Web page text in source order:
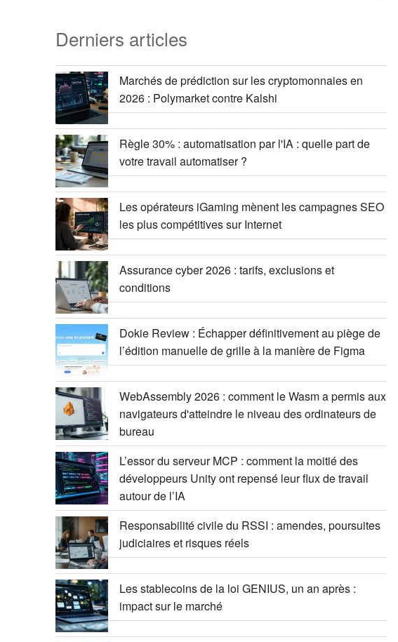
Derniers articles
Marchés de prédiction sur les cryptomonnaies en
2026 : Polymarket contre Kalshi
Règle 30% : automatisation par l'IA : quelle part de
votre travail automatiser ?
Les opérateurs iGaming mènent les campagnes SEO
les plus compétitives sur Internet
Assurance cyber 2026 : tarifs, exclusions et
conditions
Dokie Review : Échapper définitivement au piège de
l’édition manuelle de grille à la manière de Figma
WebAssembly 2026 : comment le Wasm a permis aux
navigateurs d'atteindre le niveau des ordinateurs de
bureau
L’essor du serveur MCP : comment la moitié des
développeurs Unity ont repensé leur flux de travail
autour de l’IA
Responsabilité civile du RSSI : amendes, poursuites
judiciaires et risques réels
Les stablecoins de la loi GENIUS, un an après :
impact sur le marché